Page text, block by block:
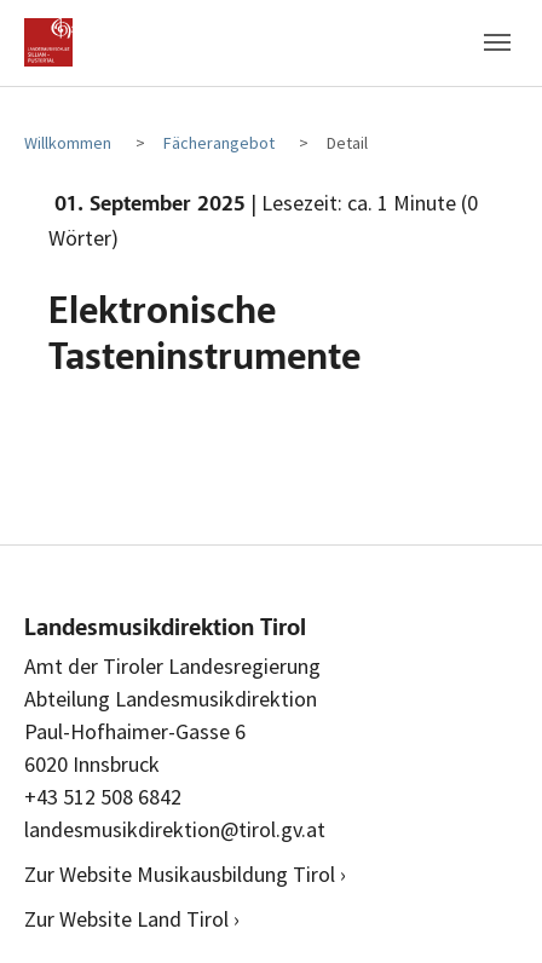
Zum Hauptinhalt
Zum Fußbereich
Willkommen Fächerangebot Detail
01. September 2025 | Lesezeit: ca. 1 Minute (0
Wörter)
Elektronische
Tasteninstrumente
Landesmusikdirektion Tirol
Amt der Tiroler Landesregierung
Abteilung Landesmusikdirektion
Paul-Hofhaimer-Gasse 6
6020 Innsbruck
+43 512 508 6842
landesmusikdirektion@tirol.gv.at
Zur Website Musikausbildung Tirol ›
Zur Website Land Tirol ›